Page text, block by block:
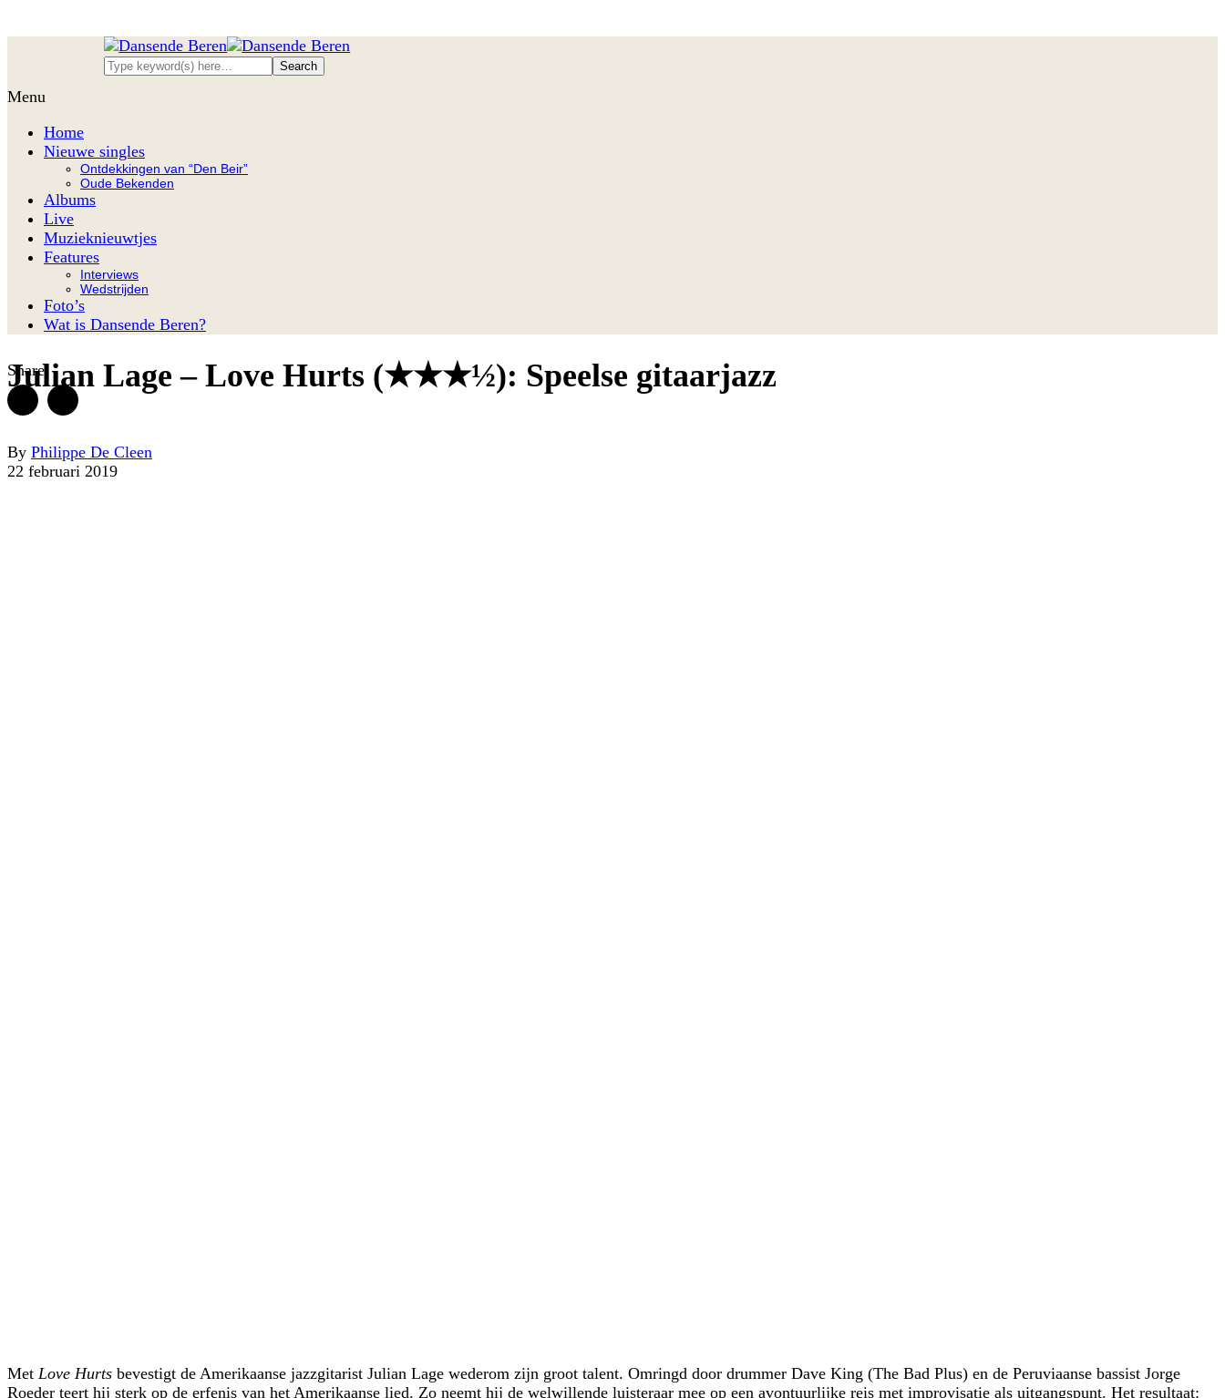
Menu
Home
Nieuwe singles
Ontdekkingen van “Den Beir”
Oude Bekenden
Albums
Live
Muzieknieuwtjes
Features
Interviews
Wedstrijden
Foto’s
Wat is Dansende Beren?
Julian Lage – Love Hurts (★★★½): Speelse gitaarjazz
By Philippe De Cleen
22 februari 2019
Share
Met Love Hurts bevestigt de Amerikaanse jazzgitarist Julian Lage wederom zijn groot talent. Omringd door drummer Dave King (The Bad Plus) en de Peruviaanse bassist Jorge
Roeder teert hij sterk op de erfenis van het Amerikaanse lied. Zo neemt hij de welwillende luisteraar mee op een avontuurlijke reis met improvisatie als uitgangspunt. Het resultaat: